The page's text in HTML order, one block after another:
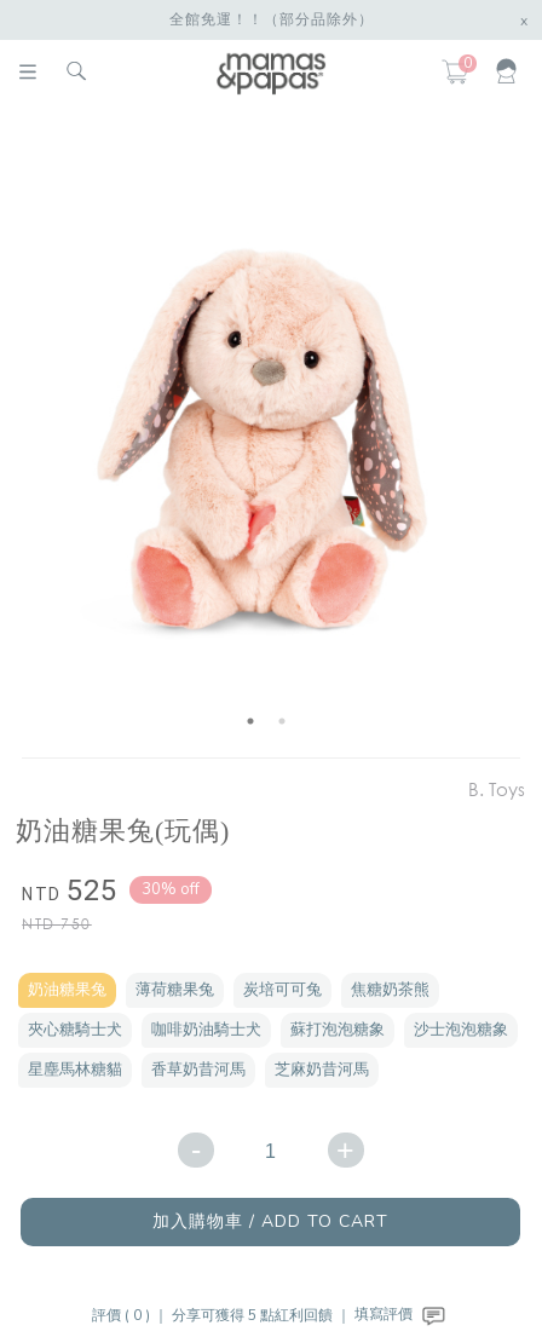
全館免運！！（部分品除外） x
0
B. Toys
奶油糖果兔(玩偶)
NTD 525
NTD750
30% off
奶油糖果兔 薄荷糖果兔 炭培可可兔
焦糖奶茶熊
夾心糖騎士犬
咖啡奶油騎士犬 蘇打泡泡糖象
沙士泡泡糖象
星塵馬林糖貓
香草奶昔河馬 芝麻奶昔河馬
- +
加入購物車 / ADD TO CART
評價 ( 0 ) ｜ 分享可獲得 5 點紅利回饋 ｜ 填寫評價